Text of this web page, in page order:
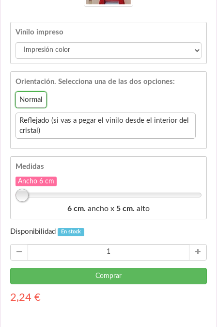
Vinilo impreso
Orientación. Selecciona una de las dos opciones:
Normal
Reflejado (si vas a pegar el vinilo desde el interior del
cristal)
Medidas
Ancho 6 cm
6 cm. ancho x 5 cm. alto
Disponibilidad En stock
Comprar
2,24 €